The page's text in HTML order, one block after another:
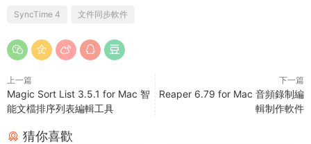
SyncTime 4 文件同步軟件
上一篇
Magic Sort List 3.5.1 for Mac 智
能文檔排序列表編輯工具
下一篇
Reaper 6.79 for Mac 音頻錄制編
輯制作軟件
猜你喜歡